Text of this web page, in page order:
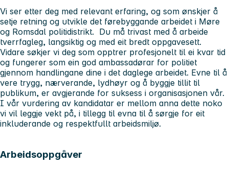
Vi ser etter deg med relevant erfaring, og som ønskjer å
setje retning og utvikle det førebyggande arbeidet i Møre
og Romsdal politidistrikt. Du må trivast med å arbeide
tverrfagleg, langsiktig og med eit bredt oppgavesett.
Vidare søkjer vi deg som opptrer profesjonelt til ei kvar tid
og fungerer som ein god ambassadørar for politiet
gjennom handlingane dine i det daglege arbeidet. Evne til å
vere trygg, nærverande, lydhøyr og å byggje tillit til
publikum, er avgjerande for suksess i organisasjonen vår.
I vår vurdering av kandidatar er mellom anna dette noko
vi vil leggje vekt på, i tillegg til evna til å sørgje for eit
inkluderande og respektfullt arbeidsmiljø.
Arbeidsoppgåver